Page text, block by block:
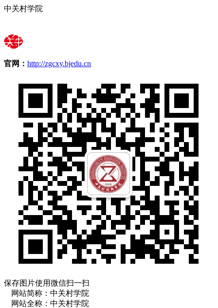
中关村学院
官网： http://zgcxy.bjedu.cn
保存图片使用微信扫一扫
网站简称： 中关村学院
网站全称： 中关村学院